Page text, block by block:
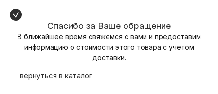
Спасибо за Ваше обращение
В ближайшее время свяжемся с вами и предоставим
информацию о стоимости этого товара с учетом
доставки.
вернуться в каталог